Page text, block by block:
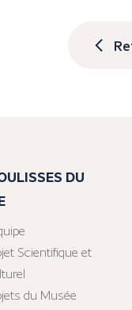
DU
Scientifique et
du Musée